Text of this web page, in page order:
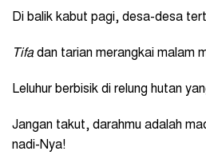
Di balik kabut pagi, desa-desa
Tifadan tarian merangkai malam
Leluhur berbisik di relung hutan
Jangan takut, darahmu adalah
nadi-Nya!